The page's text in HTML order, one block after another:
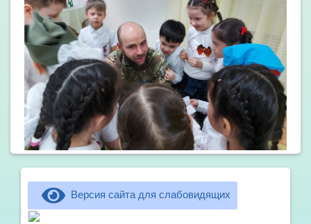
Версия сайта для слабовидящих